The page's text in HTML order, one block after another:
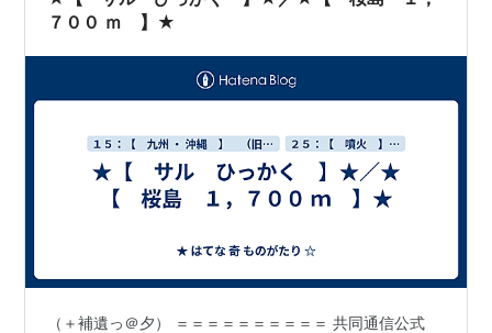
７００ ｍ 】★
（＋補遺っ＠夕） ＝＝＝＝＝＝＝＝＝＝ 共同通信公式